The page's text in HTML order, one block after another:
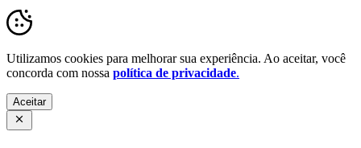
Utilizamos cookies para melhorar sua experiência. Ao aceitar, você
concorda com nossa política de privacidade.
Aceitar